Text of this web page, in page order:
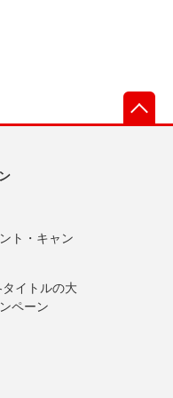
ト・キャン
イトルの大
ペーン